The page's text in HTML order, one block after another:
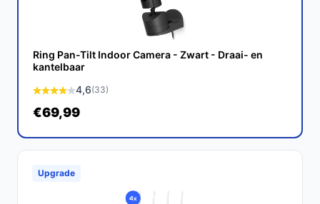
Ontdek alle specificaties en vergelijk prijzen op
bestebeveiligingscamera.nl. Kies bewust wat perfect
Ring Pan-Tilt Indoor Camera - Zwart - Draai- en
kantelbaar
4,6(33)
€69,99
Upgrade